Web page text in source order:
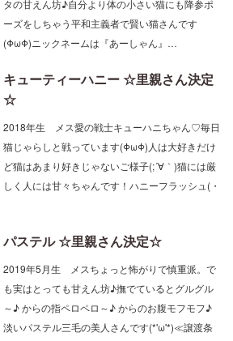
タの甘えん坊♪自分より体の小さい猫にも降参ポ
ーズをしちゃう平和主義者で賢い猫さんです
(ΦωΦ)ニックネームは『あーしゃん』…
キューティーハニー ☆里親さん決定
☆
2018年生 メス愛の戦士キューハニちゃん♡毎日
猫じゃらしと戦っています(ΦωΦ)人は大好きだけ
ど猫はあまり好きじゃないご様子(;´∀｀)猫には厳
しく人には甘々ちゃんです！ハニーフラッシュ(・
パステル ☆里親さん決定☆
2019年5月生 メスちょっと怖がりで慎重派。で
も実はとっても甘えん坊♪撫でているとグルグル
～♪ からの指ペロペロ～♪ からのお腹モフモフ♪
淡いパステル三毛の美人さんです(*'ω'*)≪譲渡条